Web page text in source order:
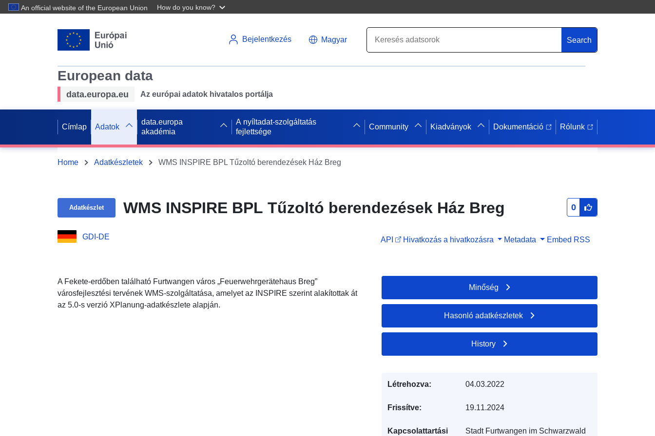
An official website of the European Union How do you know?
Bejelentkezés Magyar Search
European data
data.europa.eu Az európai adatok hivatalos portálja
Címlap Adatok
data.europa
akadémia
A nyíltadat-szolgáltatás
fejlettsége
Community Kiadványok Dokumentáció Rólunk
Home Adatkészletek WMS INSPIRE BPL Tűzoltó berendezések Ház Breg
Adatkészlet WMS INSPIRE BPL Tűzoltó berendezések Ház Breg 0
GDI-DE API Hivatkozás a hivatkozásra Metadata Embed RSS
A Fekete-erdőben található Furtwangen város „Feuerwehrgerätehaus Breg”
városfejlesztési tervének WMS-szolgáltatása, amelyet az INSPIRE szerint alakítottak át
az 5.0-s verzió XPlanung-adatkészlete alapján.
Minőség
Hasonló adatkészletek
History
Létrehozva: 04.03.2022
Frissítve: 19.11.2024
Kapcsolattartási
Stadt Furtwangen im Schwarzwald